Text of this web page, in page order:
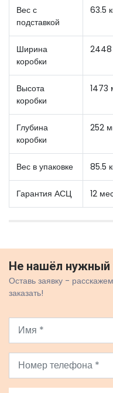
Вес с
подставкой
63.5
Ширина
коробки
Высота
коробки
1473
Глубина
коробки
252
Вес в упаковке 85.5
Гарантия АСЦ 12
Не нашёл нужный
Оставь заявку -
заказать!